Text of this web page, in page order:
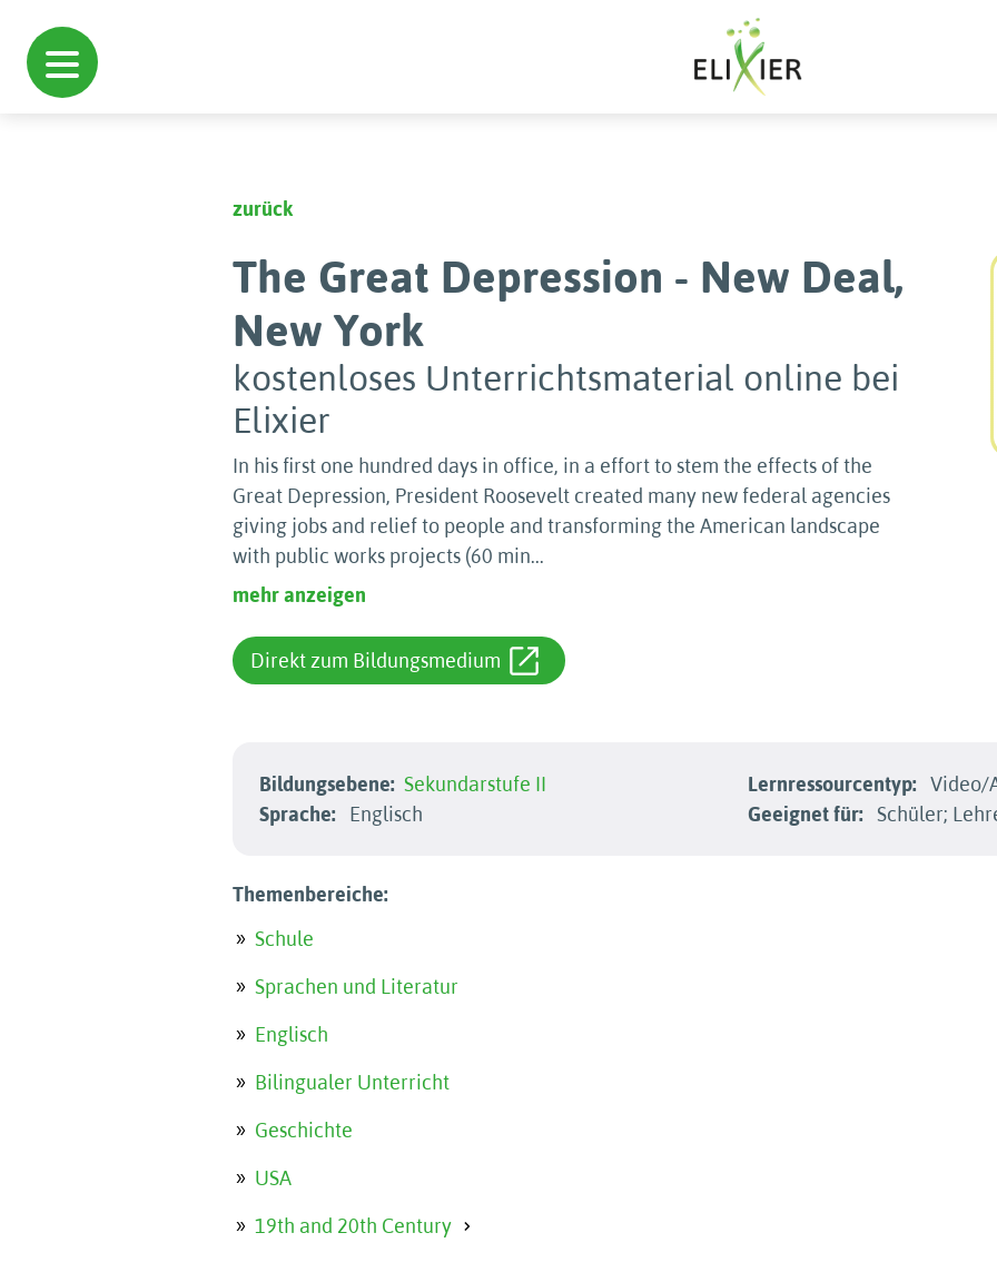
zurück
The Great Depression - New Deal,
New York
kostenloses Unterrichtsmaterial online bei
Elixier
In his first one hundred days in office, in a effort to stem the effects of the
Great Depression, President Roosevelt created many new federal agencies
giving jobs and relief to people and transforming the American landscape
with public works projects (60 min...
mehr anzeigen
Direkt zum Bildungsmedium
Bildungsebene: Sekundarstufe II
Sprache:
Englisch
Lernressourcentyp:
Video/
Geeignet für:
Schüler;
Themenbereiche:
Schule
Sprachen und Literatur
Englisch
Bilingualer Unterricht
Geschichte
USA
19th and 20th Century